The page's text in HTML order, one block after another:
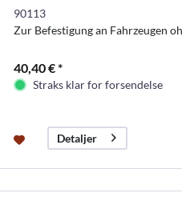
90113
Zur Befestigung an Fahrzeugen
40,40 € *
Straks klar for forsendelse
Detaljer